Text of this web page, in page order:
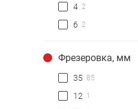
4 2
6 2
Фрезеровка, мм
35 85
12 1